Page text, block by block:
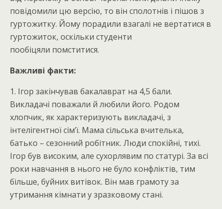
повідомили цю версію, то він сполотнів і пішов з
гуртожитку. Йому порадили взагалі не вертатися в
гуртожиток, оскільки студенти
пообіцяли помститися.
Важливі факти:
1. Ігор закінчував бакалаврат на 4,5 бали.
Викладачі поважали й любили його. Родом
хлопчик, як характеризують викладачі, з
інтелігентної сім’ї. Мама сільська вчителька,
батько – сезонний робітник. Люди спокійні, тихі.
Ігор був високим, але сухорлявим по статурі. За всі
роки навчання в нього не було конфліктів, тим
більше, буйних витівок. Він мав грамоту за
утримання кімнати у зразковому стані.